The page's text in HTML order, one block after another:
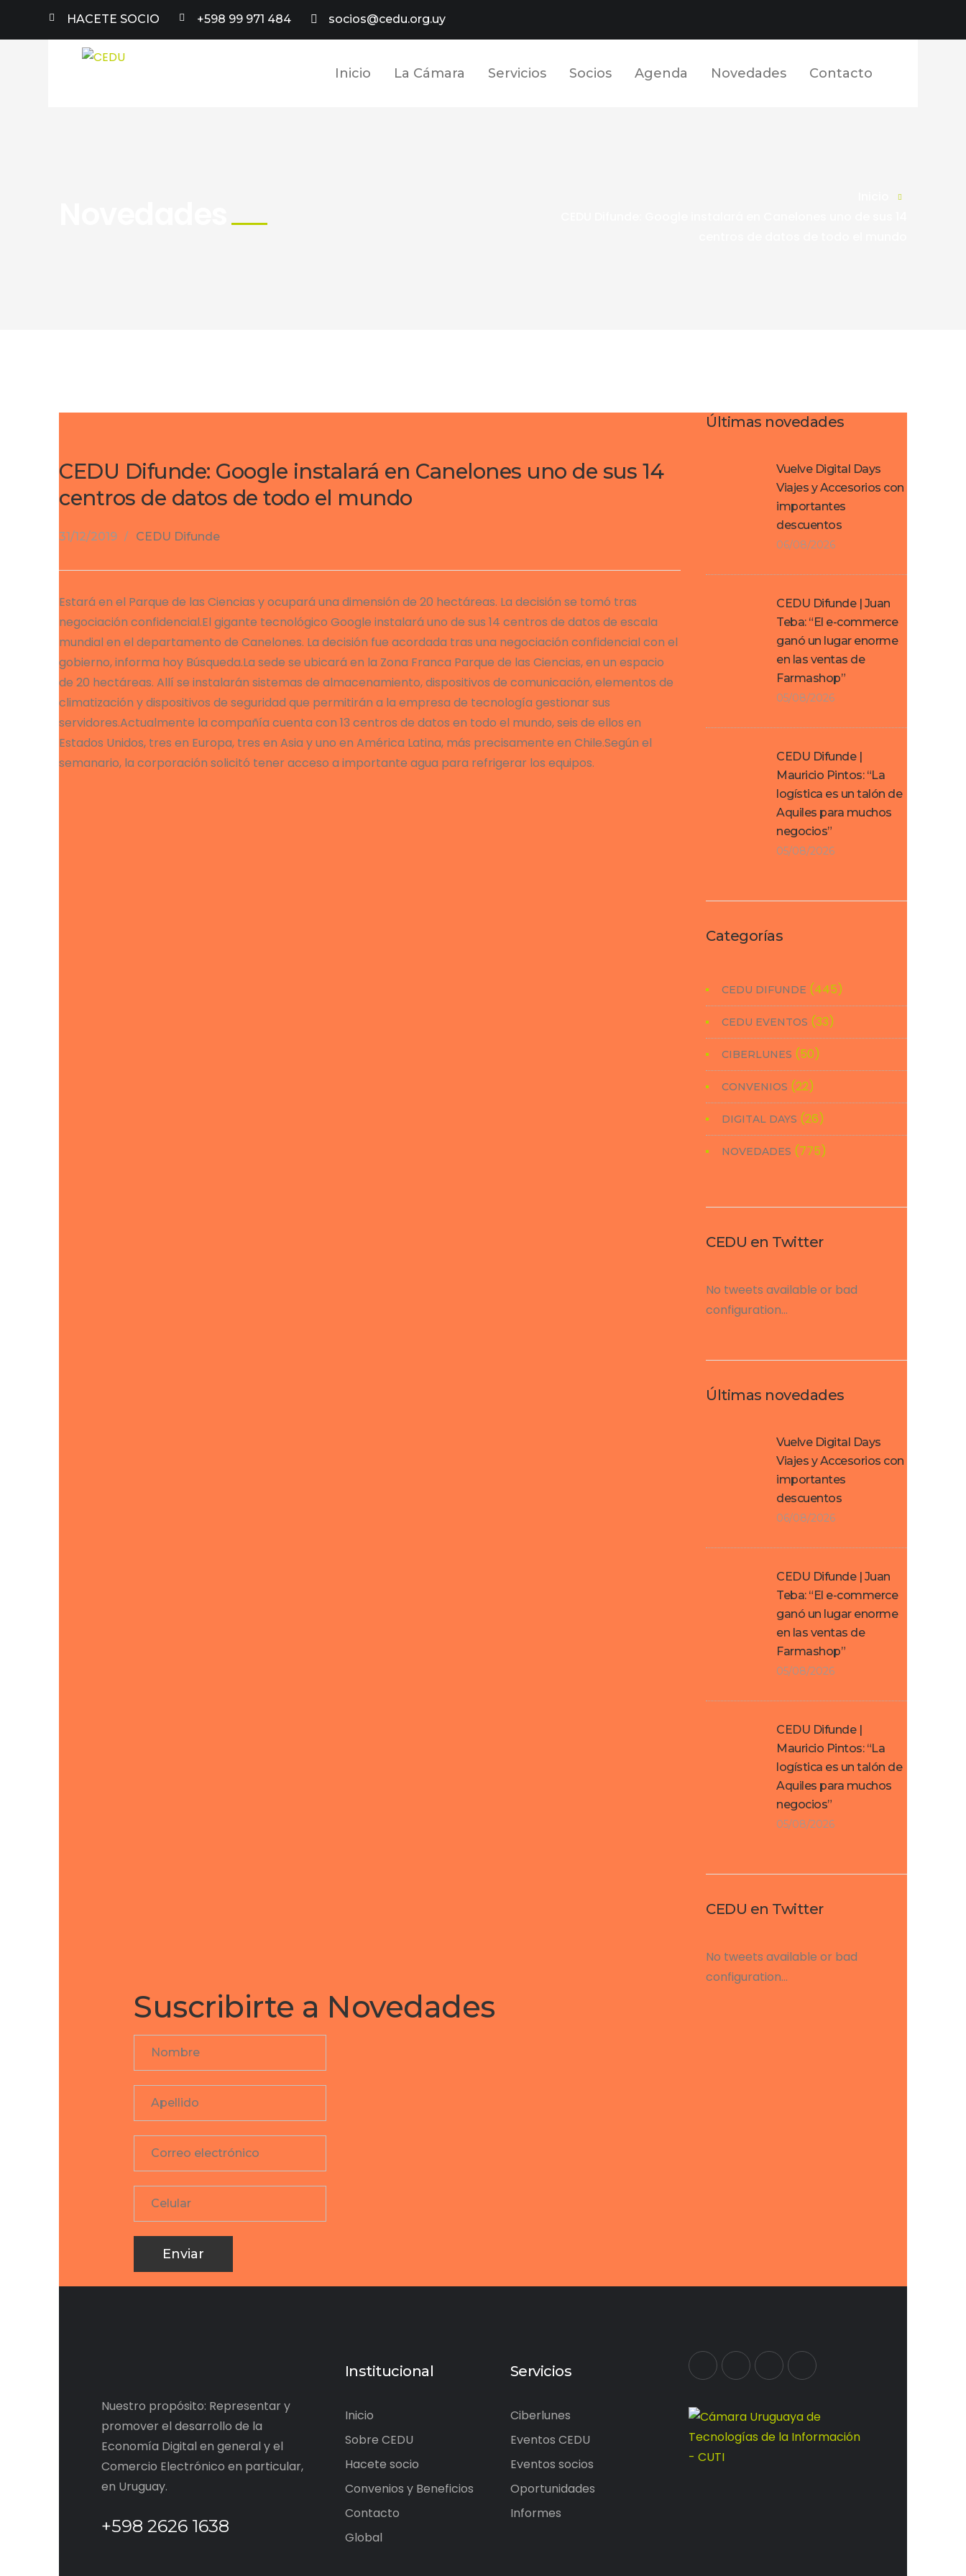
HACETE SOCIO +598 99 971 484 socios@cedu.org.uy
PerfilPerfilPerfilPerfilPerfil
Inicio La Cámara Servicios Socios Agenda Novedades Contacto
CEDU Difunde: Google instalará en Canelones uno de sus 14
centros de datos de todo el mundo
31/12/2019 CEDU Difunde
Estará en el Parque de las Ciencias y ocupará una dimensión de 20 hectáreas. La decisión se tomó tras
negociación confidencial.El gigante tecnológico Google instalará uno de sus 14 centros de datos de escala
mundial en el departamento de Canelones. La decisión fue acordada tras una negociación confidencial con el
gobierno, informa hoy Búsqueda.La sede se ubicará en la Zona Franca Parque de las Ciencias, en un espacio
de 20 hectáreas. Allí se instalarán sistemas de almacenamiento, dispositivos de comunicación, elementos de
climatización y dispositivos de seguridad que permitirán a la empresa de tecnología gestionar sus
servidores.Actualmente la compañía cuenta con 13 centros de datos en todo el mundo, seis de ellos en
Estados Unidos, tres en Europa, tres en Asia y uno en América Latina, más precisamente en Chile.Según el
semanario, la corporación solicitó tener acceso a importante agua para refrigerar los equipos.
Últimas novedades
Vuelve Digital Days
Viajes y Accesorios con
importantes
descuentos
06/08/2026
CEDU Difunde | Juan
Teba: “El e-commerce
ganó un lugar enorme
en las ventas de
Farmashop”
05/08/2026
CEDU Difunde |
Mauricio Pintos: “La
logística es un talón de
Aquiles para muchos
negocios”
05/08/2026
Categorías
CEDU DIFUNDE (445)
CEDU EVENTOS (33)
CIBERLUNES (50)
CONVENIOS (22)
DIGITAL DAYS (26)
NOVEDADES (775)
CEDU en Twitter
No tweets available or bad
configuration...
Últimas novedades
Vuelve Digital Days
Viajes y Accesorios con
importantes
descuentos
06/08/2026
CEDU Difunde | Juan
Teba: “El e-commerce
ganó un lugar enorme
en las ventas de
Farmashop”
05/08/2026
CEDU Difunde |
Mauricio Pintos: “La
logística es un talón de
Aquiles para muchos
negocios”
05/08/2026
CEDU en Twitter
No tweets available or bad
configuration...
Suscribirte a Novedades
Nuestro propósito: Representar y
promover el desarrollo de la
Economía Digital en general y el
Comercio Electrónico en particular,
en Uruguay.
+598 2626 1638
Institucional
Inicio
Sobre CEDU
Hacete socio
Convenios y Beneficios
Contacto
Global
Servicios
Ciberlunes
Eventos CEDU
Eventos socios
Oportunidades
Informes